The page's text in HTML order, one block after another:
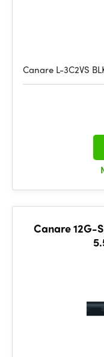
Canare L-3C2VS
Canare 12G-